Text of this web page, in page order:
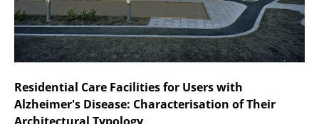
Residential Care Facilities for Users with
Alzheimer's Disease: Characterisation of Their
Architectural Typology